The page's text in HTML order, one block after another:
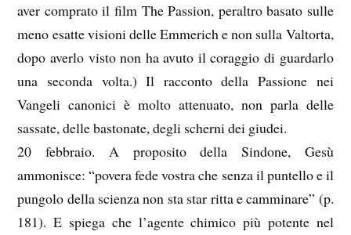
aver comprato il film The Passion, peraltro basato sulle
meno esatte visioni delle Emmerich e non sulla Valtorta,
dopo averlo visto non ha avuto il coraggio di guardarlo
una seconda volta.) Il racconto della Passione nei
Vangeli canonici è molto attenuato, non parla delle
sassate, delle bastonate, degli scherni dei giudei.
20 febbraio. A proposito della Sindone, Gesù
ammonisce: “povera fede vostra che senza il puntello e il
pungolo della scienza non sta star ritta e camminare” (p.
181). E spiega che l’agente chimico più potente nel